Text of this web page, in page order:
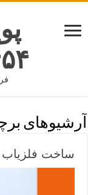
آرشیوهای
ساخت فلزیاب